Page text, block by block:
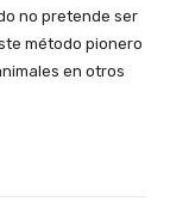
no pretende ser
método pionero
en otros